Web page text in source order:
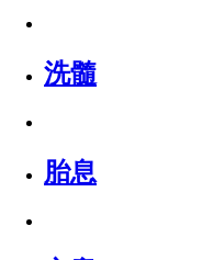
洗髓
胎息